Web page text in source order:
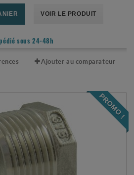
VOIR LE PRODUIT
sous 24-48h
Ajouter au comparateur
PROMO !